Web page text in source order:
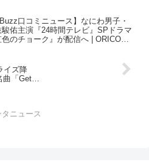
口コミニュース】なにわ男子・
駿佑主演『24時間テレビ』SPドラマ
のチョーク』が配信へ | ORICON
イズ降
「Get
ニュース